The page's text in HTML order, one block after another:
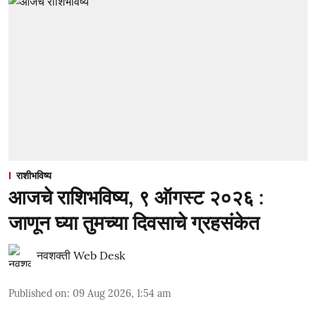
राशीभविष्य
आजचे राशिभविष्य, ९ ऑगस्ट २०२६ :
जाणून घ्या तुमच्या दिवसाचे ग्रहसंकेत
नवशक्ती Web Desk
Published on: 09 Aug 2026, 1:54 am